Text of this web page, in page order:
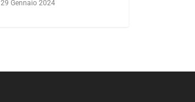
29 Gennaio 2024